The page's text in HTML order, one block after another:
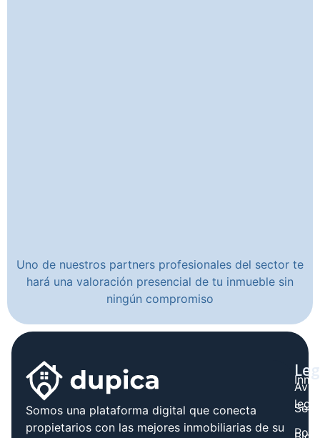
Uno de nuestros partners profesionales del sector te
hará una valoración presencial de tu inmueble sin
ningún compromiso
Somos una plataforma digital que conecta
propietarios con las mejores inmobiliarias de su
legal